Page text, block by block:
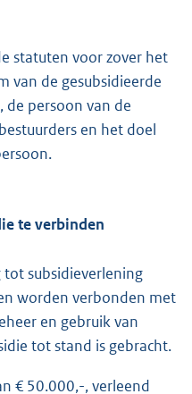
statuten voor zover het
van de gesubsidieerde
de persoon van de
en het doel
te verbinden
tot subsidieverlening
worden verbonden met
en gebruik van
tot stand is gebracht.
€ 50.000,-, verleend